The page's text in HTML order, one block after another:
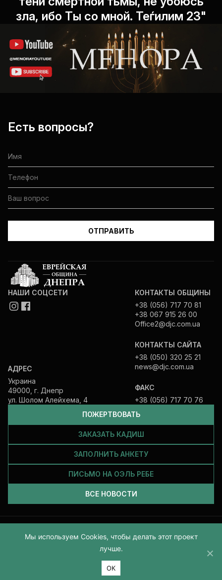
зла, ибо Ты со мной. Теѓилим 23"
Есть вопросы?
ПОЖЕРТВОВАТЬ
ЗАКАЗАТЬ КАДИШ
ЗАПОЛНИТЬ АНКЕТУ
ПИСЬМО НА ОЭЛЬ РЕБЕ
ВСЕ НОВОСТИ
НАШИ СОЦСЕТИ
АДРЕС
Украина
49000, г. Днепр
ул. Шолом Алейхема, 4
КОНТАКТЫ ОБЩИНЫ
+38 (056) 717 70 81
+38 067 915 26 00
Office2@djc.com.ua
КОНТАКТЫ САЙТА
+38 (050) 320 25 21
news@djc.com.ua
ФАКС
+38 (056) 717 70 76
Все права защищены и принадлежат Еврейской общине Днепра.
2026
Мы используем Cookies, чтобы делать этот проект
лучше.
ОК